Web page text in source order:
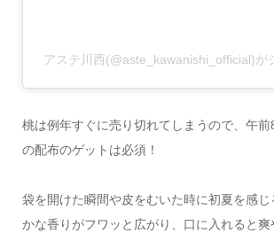
アステ川西(@aste_kawanishi_official)が
桃は例年すぐに売り切れてしまうので、午
の配布のゲットは必須！
袋を開けた瞬間や皮をむいた時に初夏を感
かな香りがフワッと広がり、口に入れると